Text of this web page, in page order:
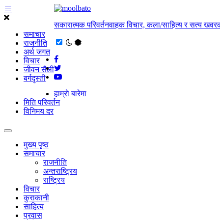
समाचार
राजनीति
अर्थ जगत
विचार
जीवन सैली
बर्गदृस्ती
सकारात्मक परिवर्तनवाहक विचार, कला/साहित्य र सत्य
हाम्राे बारेमा
मिति परिवर्तन
विनिमय दर
मुख्य पृष्ठ
समाचार
राजनीति
अन्तराष्ट्रिय
राष्ट्रिय
विचार
कुराकानी
साहित्य
प्रवास